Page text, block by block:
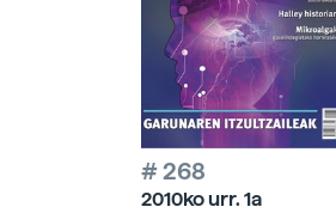
# 268
2010ko urr. 1a